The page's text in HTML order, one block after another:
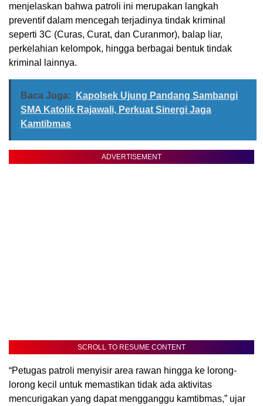
menjelaskan bahwa patroli ini merupakan langkah
preventif dalam mencegah terjadinya tindak kriminal
seperti 3C (Curas, Curat, dan Curanmor), balap liar,
perkelahian kelompok, hingga berbagai bentuk tindak
kriminal lainnya.
Baca Juga:
Kapolsek Ujung Pandang Sambangi
SMA Katolik Rajawali, Perkuat Sinergi Jaga
Kamtibmas
ADVERTISEMENT
SCROLL TO RESUME CONTENT
“Petugas patroli menyisir area rawan hingga ke lorong-
lorong kecil untuk memastikan tidak ada aktivitas
mencurigakan yang dapat mengganggu kamtibmas,” ujar